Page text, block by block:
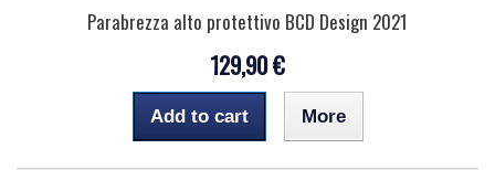
Parabrezza alto protettivo BCD Design 2021
129,90 €
Add to cart More